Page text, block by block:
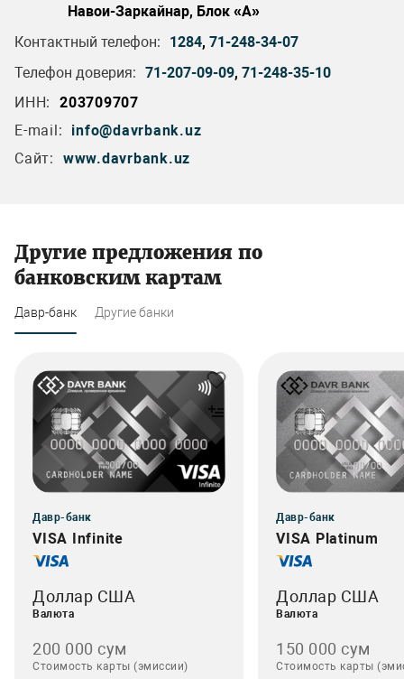
Навои-Заркайнар, Блок «А»
Контактный телефон:
1284, 71-248-34-07
Телефон доверия: 71-207-09-09, 71-248-35-10
ИНН:
203709707
E-mail:
info@davrbank.uz
Сайт:
www.davrbank.uz
Другие предложения по
банковским картам
Давр-банк Другие банки
Давр-банк
VISA Infinite
Доллар США
Валюта
200 000 сум
Стоимость карты (эмиссии)
Давр-банк
VISA Platinum
Доллар США
Валюта
150 000 сум
Стоимость карты